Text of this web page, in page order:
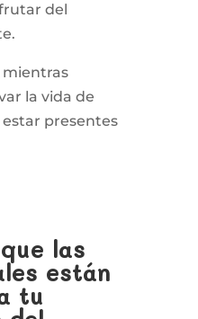
del
la vida de
presentes
las
están
tu